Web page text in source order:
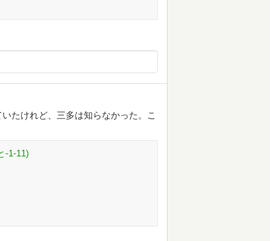
たけれど、三多は知らなかった。こ
-1-11)